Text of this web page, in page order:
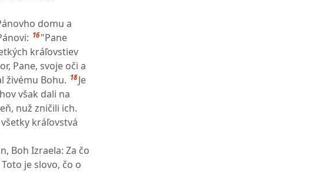
domu a
16 "Pane
kráľovstiev
Pane, svoje oči a
živému Bohu. 18 Je
však dali na
nuž zničili ich.
kráľovstvá
Boh Izraela: Za čo
je slovo, čo o